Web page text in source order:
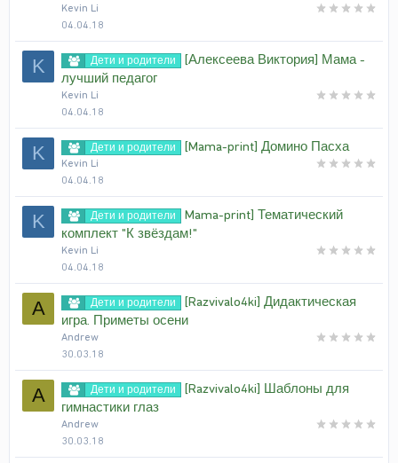
Kevin Li
04.04.18
K Дети и родители
[Алексеева Виктория] Мама -
лучший педагог
Kevin Li
04.04.18
K Дети и родители [Mama-print] Домино Пасха
Kevin Li
04.04.18
K Дети и родители
Mama-print] Тематический
комплект "К звёздам!"
Kevin Li
04.04.18
A Дети и родители
[Razvivalo4ki] Дидактическая
игра. Приметы осени
Andrew
30.03.18
A Дети и родители
[Razvivalo4ki] Шаблоны для
гимнастики глаз
Andrew
30.03.18